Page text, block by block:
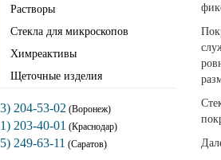
Растворы
Стекла для микроскопов
Химреактивы
Щеточные изделия
204-53-02 (Воронеж)
203-40-01 (Краснодар)
249-63-11 (Саратов)